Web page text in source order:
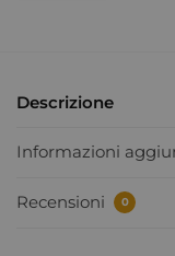
Descrizione
Informazioni
Recensioni 0